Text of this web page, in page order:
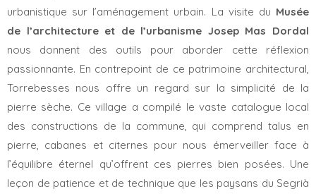
urbanistique sur l’aménagement urbain. La visite du Musée
de l’architecture et de l’urbanisme Josep Mas Dordal
nous donnent des outils pour aborder cette réflexion
passionnante. En contrepoint de ce patrimoine architectural,
Torrebesses nous offre un regard sur la simplicité de la
pierre sèche. Ce village a compilé le vaste catalogue local
des constructions de la commune, qui comprend talus en
pierre, cabanes et citernes pour nous émerveiller face à
l’équilibre éternel qu’offrent ces pierres bien posées. Une
leçon de patience et de technique que les paysans du Segrià